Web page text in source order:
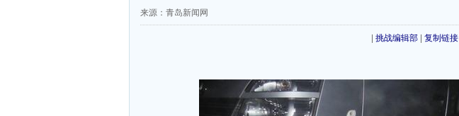
来源：青岛新闻网
挑战编辑部 复制链接